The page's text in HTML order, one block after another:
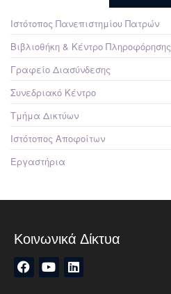
Ιστότοπος Πανεπιστημίου Πατρών
Βιβλιοθήκη & Κέντρο Πληροφόρησης
Γραφείο Διασύνδεσης
Συνεδριακό Κέντρο
Τμήμα Δικτύων
Ιστότοπος Αποφοίτων
Εργαστήρια
Κοινωνικά Δίκτυα